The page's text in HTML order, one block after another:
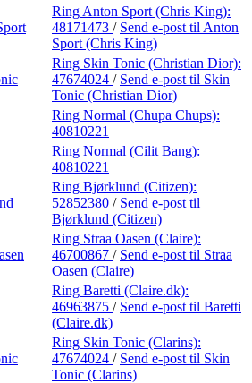
Ring Anton Sport (Chris King):
48171473 / Send e-post til Anton
Sport (Chris King)
Ring Skin Tonic (Christian Dior):
47674024 / Send e-post til Skin
Tonic (Christian Dior)
Ring Normal (Chupa Chups):
40810221
Ring Normal (Cilit Bang):
40810221
Ring Bjørklund (Citizen):
52852380 / Send e-post til
Bjørklund (Citizen)
Ring Straa Oasen (Claire):
46700867 / Send e-post til Straa
Oasen (Claire)
Ring Baretti (Claire.dk):
46963875 / Send e-post til Baretti
(Claire.dk)
Ring Skin Tonic (Clarins):
47674024 / Send e-post til Skin
Tonic (Clarins)